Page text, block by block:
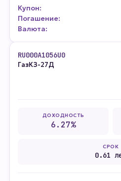
Купон:
Погашение:
Валюта:
RU000A1056U0
ГазКЗ-27Д
ДОХОДНОСТЬ
6.27%
СРОК
0.61